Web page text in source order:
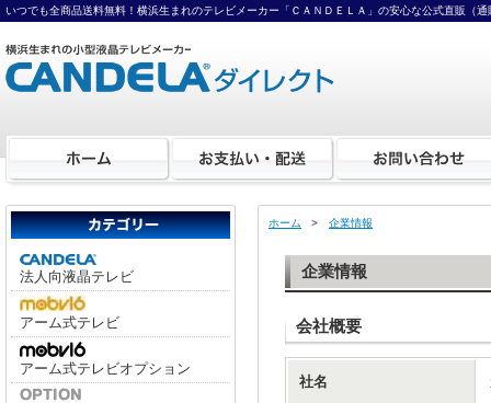
いつでも全商品送料無料！横浜生まれのテレビメーカー「ＣＡＮＤＥＬＡ」の安心な公式直販（通
法人向液晶テレビ
アーム式テレビ
アーム式テレビオプション
ホーム > 企業情報
企業情報
会社概要
社名